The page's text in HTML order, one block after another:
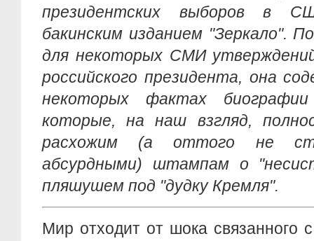
президентских выборов в
бакинским изданием "Зеркало".
для некоторых СМИ
российского президента, она
некоторых фактах
которые, на наш взгляд,
расхожим (а оттого не
абсурдными) штампам о
пляшушем под "дудку Кремля".
Мир отходит от шока связанного